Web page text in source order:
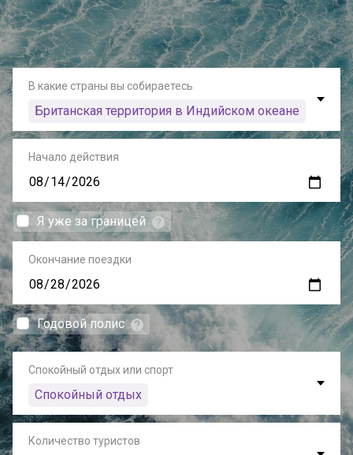
В какие страны вы собираетесь
Британская территория в Индийском океане
Начало действия
Я уже за границей
Окончание поездки
Годовой полис
Спокойный отдых или спорт
Спокойный отдых
Количество туристов